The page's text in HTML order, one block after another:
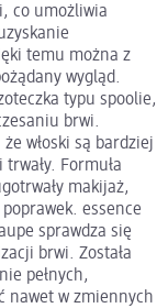
co umożliwia
temu można z
wygląd.
typu spoolie,
brwi.
włoski są bardziej
Formuła
makijaż,
essence
sprawdza się
brwi. Została
pełnych,
nawet w zmiennych